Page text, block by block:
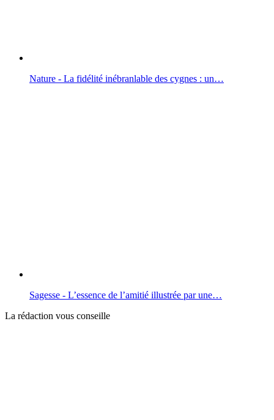
Nature - La fidélité inébranlable des cygnes : un…
Sagesse - L’essence de l’amitié illustrée par une…
La rédaction vous conseille